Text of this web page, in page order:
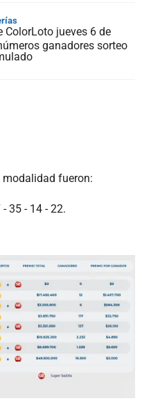
ColorLoto jueves 6 de
ganadores sorteo
fueron:
35 - 14 - 22.